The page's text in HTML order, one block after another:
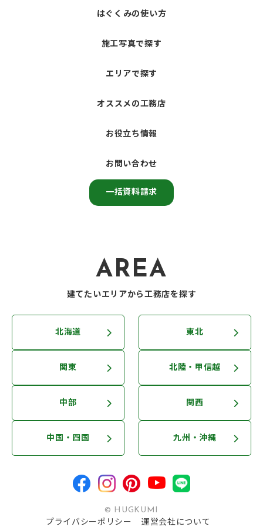
はぐくみの使い方
施工写真で探す
エリアで探す
オススメの工務店
お役立ち情報
お問い合わせ
一括資料請求
AREA
建てたいエリアから工務店を探す
北海道 東北
関東 北陸・甲信越
中部 関西
中国・四国 九州・沖縄
© HUGKUMI
プライバシーポリシー
運営会社について